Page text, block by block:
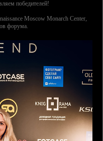
победителей!
Moscow Monarch Center,
форума.